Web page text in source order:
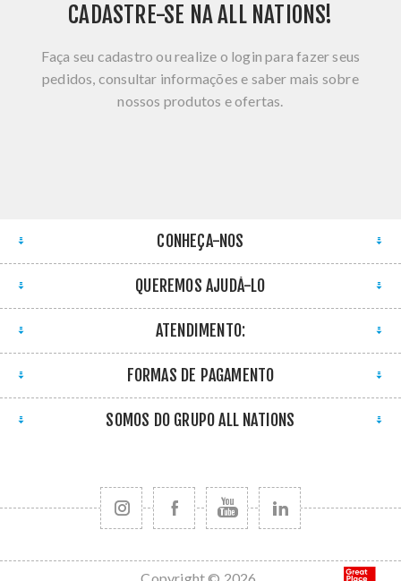
CADASTRE-SE NA ALL NATIONS!
Faça seu cadastro ou realize o login para fazer seus
pedidos, consultar informações e saber mais sobre
nossos produtos e ofertas.
CONHEÇA-NOS
QUEREMOS AJUDÁ-LO
ATENDIMENTO:
FORMAS DE PAGAMENTO
SOMOS DO GRUPO ALL NATIONS